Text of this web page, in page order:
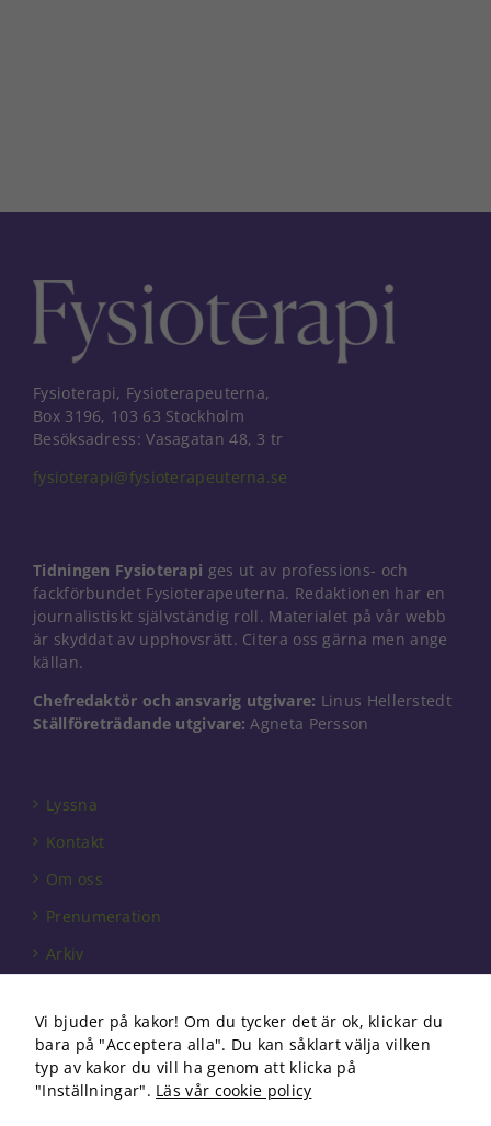
Fysioterapi, Fysioterapeuterna,
Box 3196, 103 63 Stockholm
Besöksadress: Vasagatan 48, 3 tr
fysioterapi@fysioterapeuterna.se
Tidningen Fysioterapi ges ut av professions- och
fackförbundet Fysioterapeuterna. Redaktionen har en
journalistiskt självständig roll. Materialet på vår webb
är skyddat av upphovsrätt. Citera oss gärna men ange
källan.
Chefredaktör och ansvarig utgivare: Linus Hellerstedt
Ställföreträdande utgivare: Agneta Persson
Lyssna
Kontakt
Om oss
Prenumeration
Arkiv
Förbundet
Om cookies
Vi bjuder på kakor! Om du tycker det är ok, klickar du
bara på "Acceptera alla". Du kan såklart välja vilken
typ av kakor du vill ha genom att klicka på
"Inställningar". Läs vår cookie policy